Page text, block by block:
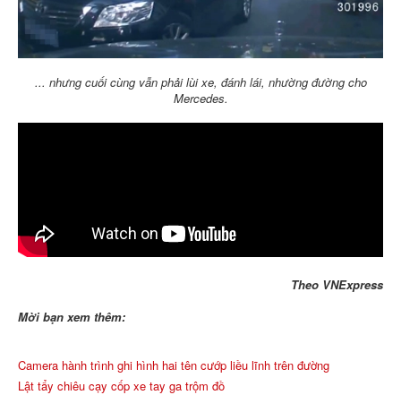
... nhưng cuối cùng vẫn phải lùi xe, đánh lái, nhường đường cho
Mercedes.
Theo VNExpress
Mời bạn xem thêm:
Camera hành trình ghi hình hai tên cướp liều lĩnh trên đường
Lật tẩy chiêu cạy cốp xe tay ga trộm đồ